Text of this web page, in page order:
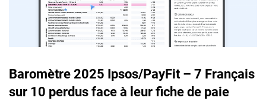
Baromètre 2025 Ipsos/PayFit – 7 Français
sur 10 perdus face à leur fiche de paie